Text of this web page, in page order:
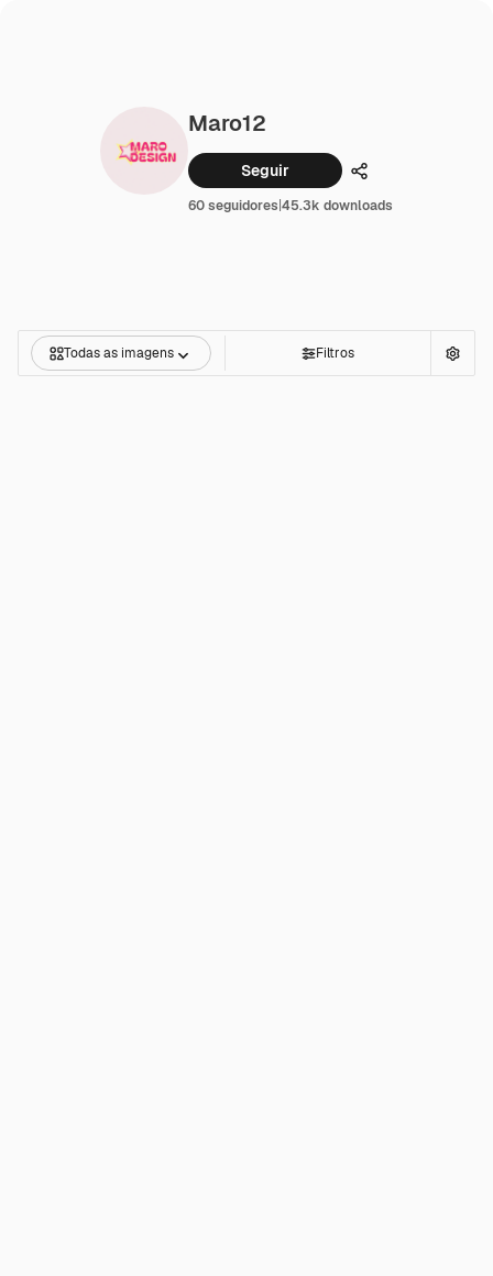
Maro12
Seguir Compartilhar
60 seguidores|45.3k downloads
Todas as imagens Filtros